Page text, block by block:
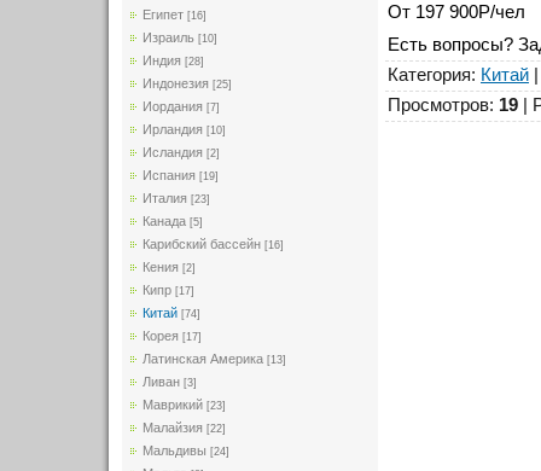
Египет [16]
Израиль [10]
Индия [28]
Индонезия [25]
Иордания [7]
Ирландия [10]
Исландия [2]
Испания [19]
Италия [23]
Канада [5]
Карибский бассейн [16]
Кения [2]
Кипр [17]
Китай [74]
Корея [17]
Латинская Америка [13]
Ливан [3]
Маврикий [23]
Малайзия [22]
Мальдивы [24]
От 197 900Р/чел
Есть вопросы?
Категория: Китай
Просмотров: 19